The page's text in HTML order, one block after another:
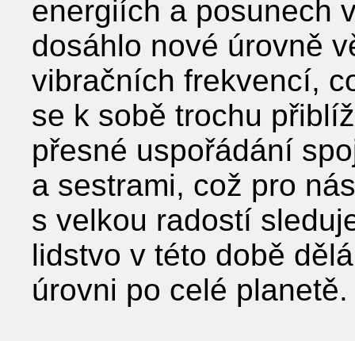
energiích a posunech
dosáhlo nové úrovně
vibračních frekvencí,
se k sobě trochu
přesné uspořádání
a sestrami, což pro
s velkou radostí
lidstvo v této době
úrovni po celé planetě.